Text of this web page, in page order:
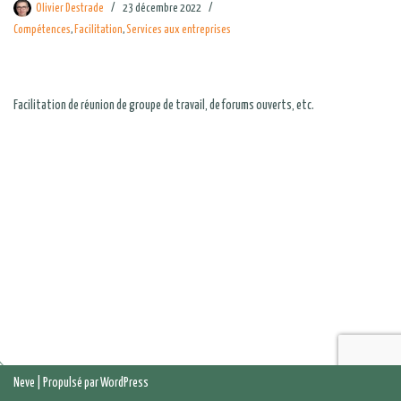
Olivier Destrade
23 décembre 2022
Compétences, Facilitation, Services aux entreprises
Facilitation de réunion de groupe de travail, de forums ouverts, etc.
Neve | Propulsé parWordPress